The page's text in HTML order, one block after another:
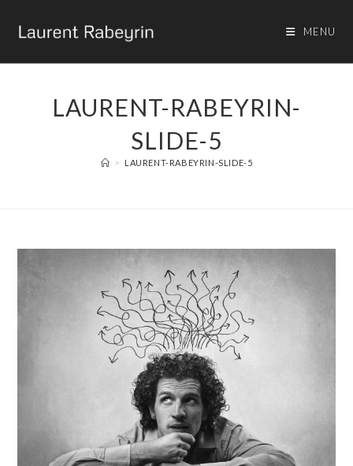
MENU
LAURENT-RABEYRIN-
SLIDE-5
> LAURENT-RABEYRIN-SLIDE-5